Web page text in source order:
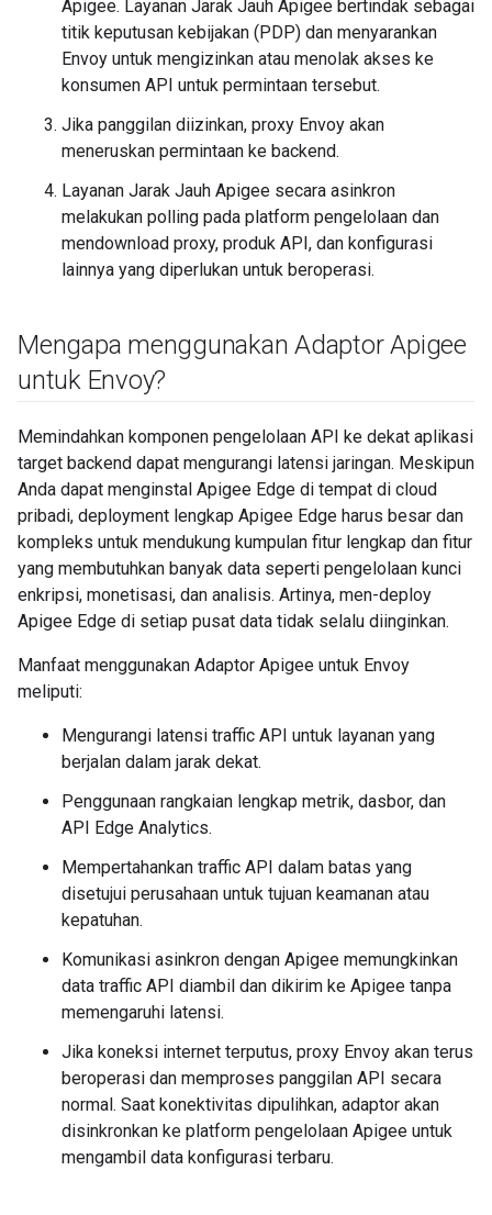
Apigee. Layanan Jarak Jauh Apigee bertindak sebagai
titik keputusan kebijakan (PDP) dan menyarankan
Envoy untuk mengizinkan atau menolak akses ke
konsumen API untuk permintaan tersebut.
Jika panggilan diizinkan, proxy Envoy akan
meneruskan permintaan ke backend.
Layanan Jarak Jauh Apigee secara asinkron
melakukan polling pada platform pengelolaan dan
mendownload proxy, produk API, dan konfigurasi
lainnya yang diperlukan untuk beroperasi.
Mengapa menggunakan Adaptor Apigee
untuk Envoy?
Memindahkan komponen pengelolaan API ke dekat aplikasi
target backend dapat mengurangi latensi jaringan. Meskipun
Anda dapat menginstal Apigee Edge di tempat di cloud
pribadi, deployment lengkap Apigee Edge harus besar dan
kompleks untuk mendukung kumpulan fitur lengkap dan fitur
yang membutuhkan banyak data seperti pengelolaan kunci
enkripsi, monetisasi, dan analisis. Artinya, men-deploy
Apigee Edge di setiap pusat data tidak selalu diinginkan.
Manfaat menggunakan Adaptor Apigee untuk Envoy
meliputi:
Mengurangi latensi traffic API untuk layanan yang
berjalan dalam jarak dekat.
Penggunaan rangkaian lengkap metrik, dasbor, dan
API Edge Analytics.
Mempertahankan traffic API dalam batas yang
disetujui perusahaan untuk tujuan keamanan atau
kepatuhan.
Komunikasi asinkron dengan Apigee memungkinkan
data traffic API diambil dan dikirim ke Apigee tanpa
memengaruhi latensi.
Jika koneksi internet terputus, proxy Envoy akan terus
beroperasi dan memproses panggilan API secara
normal. Saat konektivitas dipulihkan, adaptor akan
disinkronkan ke platform pengelolaan Apigee untuk
mengambil data konfigurasi terbaru.